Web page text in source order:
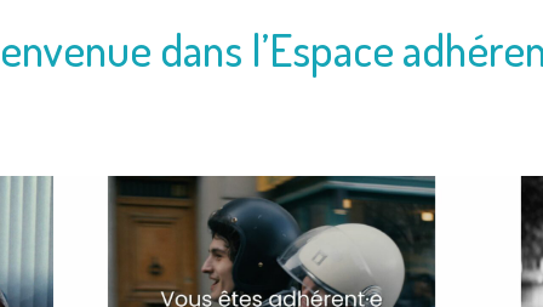
dans l’Espace